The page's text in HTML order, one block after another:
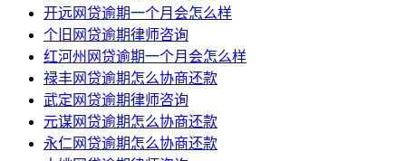
开远网贷逾期一个月会怎么样
个旧网贷逾期律师咨询
红河州网贷逾期一个月会怎么样
禄丰网贷逾期怎么协商还款
武定网贷逾期律师咨询
元谋网贷逾期怎么协商还款
永仁网贷逾期怎么协商还款